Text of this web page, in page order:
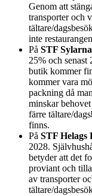
Genom att
transporter och
tältare/
inte
På STF
25% och senast
butik kommer
kommer vara
packning då
minskar
färre tältare/
finns.
På STF Helags
2028.
betyder att det
proviant och
av transporter
tältare/